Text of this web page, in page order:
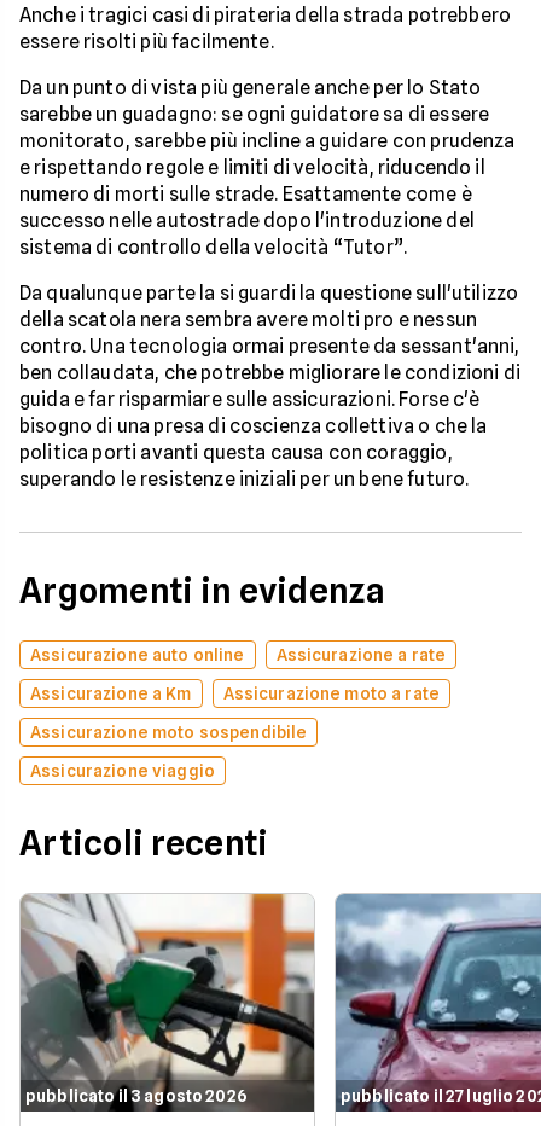
Anche i tragici casi di pirateria della strada potrebbero
essere risolti più facilmente.
Da un punto di vista più generale anche per lo Stato
sarebbe un guadagno: se ogni guidatore sa di essere
monitorato, sarebbe più incline a guidare con prudenza
e rispettando regole e limiti di velocità, riducendo il
numero di morti sulle strade. Esattamente come è
successo nelle autostrade dopo l'introduzione del
sistema di controllo della velocità “Tutor”.
Da qualunque parte la si guardi la questione sull'utilizzo
della scatola nera sembra avere molti pro e nessun
contro. Una tecnologia ormai presente da sessant'anni,
ben collaudata, che potrebbe migliorare le condizioni di
guida e far risparmiare sulle assicurazioni. Forse c'è
bisogno di una presa di coscienza collettiva o che la
politica porti avanti questa causa con coraggio,
superando le resistenze iniziali per un bene futuro.
Argomenti in evidenza
Assicurazione auto online
Assicurazione a rate
Assicurazione a Km
Assicurazione moto a rate
Assicurazione moto sospendibile
Assicurazione viaggio
Articoli recenti
pubblicato il 3 agosto 2026 pubblicato il 27 luglio